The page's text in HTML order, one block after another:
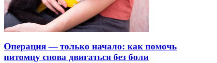
Операция — только начало: как помочь
питомцу снова двигаться без боли